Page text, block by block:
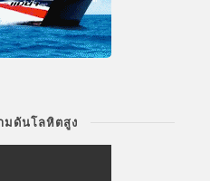
มดันโลหิตสูง